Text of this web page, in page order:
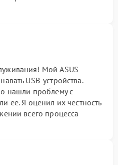
Мой ASUS
USB-устройства.
нашли проблему с
ее. Я оценил их честность
всего процесса